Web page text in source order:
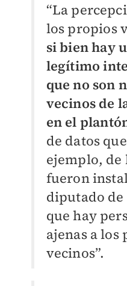
“La
los propios
si bien hay
legítimo
que no son
vecinos de
en el
de datos
ejemplo, de
fueron
diputado
que hay
ajenas a los
vecinos”.